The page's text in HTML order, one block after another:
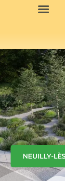
NEUILLY-